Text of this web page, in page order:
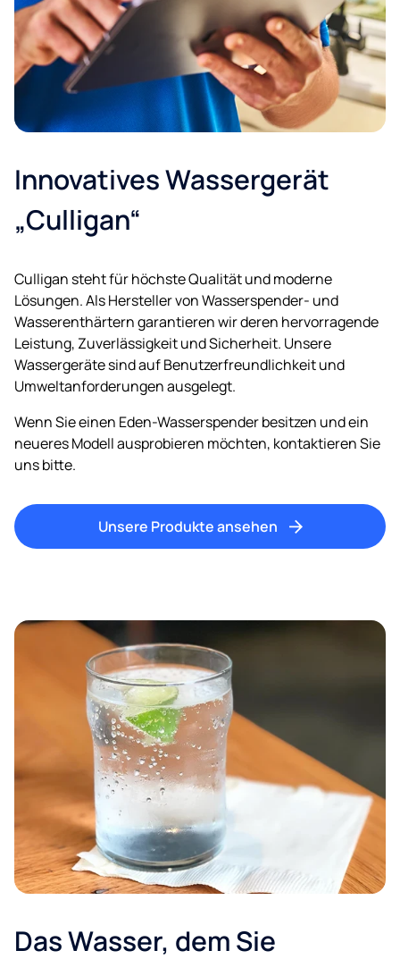
Innovatives Wassergerät
„Culligan“
Culligan steht für höchste Qualität und moderne
Lösungen. Als Hersteller von Wasserspender- und
Wasserenthärtern garantieren wir deren hervorragende
Leistung, Zuverlässigkeit und Sicherheit. Unsere
Wassergeräte sind auf Benutzerfreundlichkeit und
Umweltanforderungen ausgelegt.
Wenn Sie einen Eden-Wasserspender besitzen und ein
neueres Modell ausprobieren möchten, kontaktieren Sie
uns bitte.
Unsere Produkte ansehen
Das Wasser, dem Sie